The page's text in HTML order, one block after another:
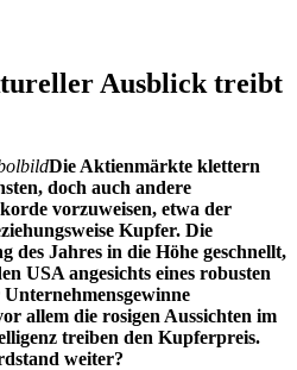
Ausblick treibt
Die Aktienmärkte klettern
doch auch andere
vorzuweisen, etwa der
Kupfer. Die
des Jahres in die Höhe geschnellt,
USA angesichts eines robusten
allem die rosigen Aussichten im
treiben den Kupferpreis.
weiter?